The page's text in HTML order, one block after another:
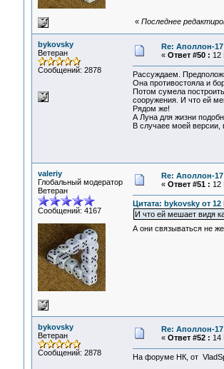
« Последнее
bykovsky
Ветеран
Сообщений: 2878
Re: Аполлон-
« Ответ #50 : 12
Рассуждаем.
Она противостояла и
Потом сумела
сооружения. И что ей
Рядом же!
А Луна для жизни
В случаее моей версии,
valeriy
Глобальный модератор
Ветеран
Сообщений: 4167
Re: Аполлон-
« Ответ #51 : 12
Цитата: bykovsky от
И что ей мешает видя
А они связываться не
bykovsky
Ветеран
Сообщений: 2878
Re: Аполлон-
« Ответ #52 : 14
На форуме НК, от